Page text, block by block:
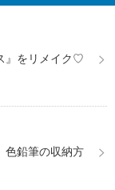
』をリメイク♡
色鉛筆の収納方